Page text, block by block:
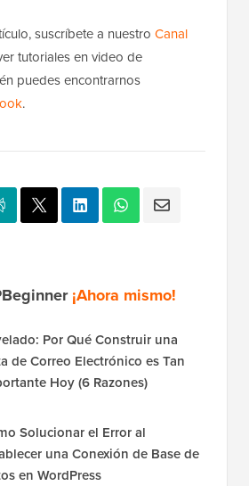
suscríbete a nuestro Canal
tutoriales en video de
puedes encontrarnos
.
¡Ahora mismo!
Por Qué Construir una
de Correo Electrónico es Tan
Hoy (6 Razones)
Solucionar el Error al
una Conexión de Base de
en WordPress